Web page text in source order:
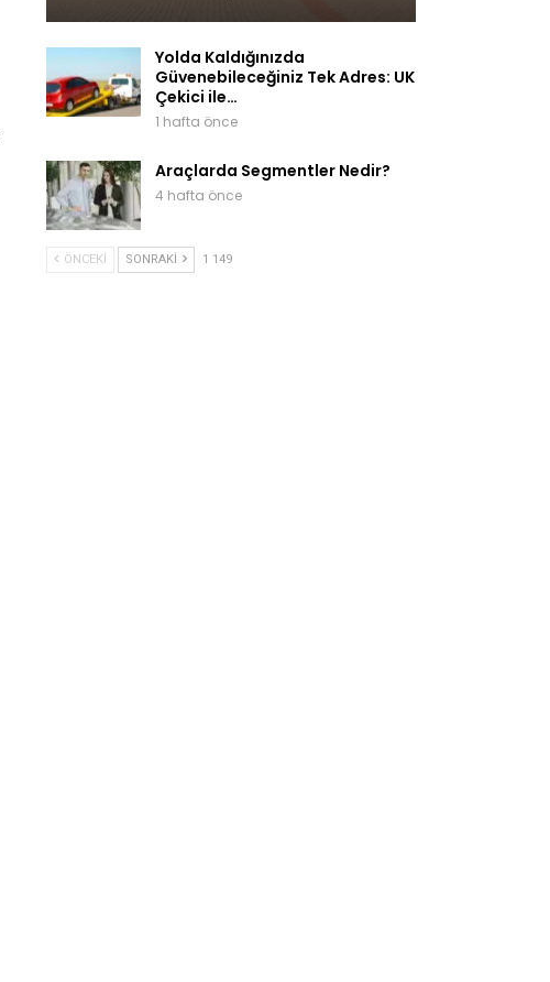
Yolda Kaldığınızda
Güvenebileceğiniz Tek Adres: UK
Çekici ile…
1 hafta önce
Araçlarda Segmentler Nedir?
4 hafta önce
ÖNCEKI SONRAKI 1 149